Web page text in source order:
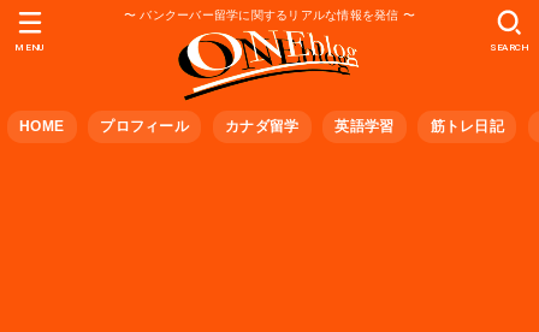
〜 バンクーバー留学に関するリアルな情報を発信 〜
HOME プロフィール カナダ留学 英語学習 筋トレ日記
SEARCH
MENU